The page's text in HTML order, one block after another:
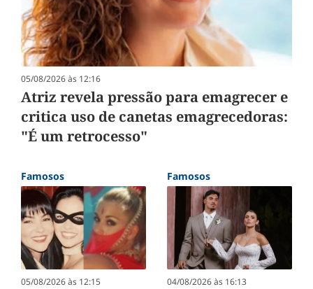
05/08/2026 às 12:16
Atriz revela pressão para emagrecer e
critica uso de canetas emagrecedoras:
"É um retrocesso"
Famosos
05/08/2026 às 12:15
Famosos
04/08/2026 às 16:13